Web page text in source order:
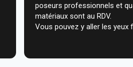
poseurs professionnels et
matériaux sont au RDV.
Vous pouvez y aller les yeux